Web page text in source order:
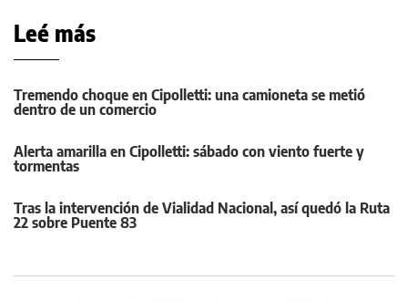
Leé más
Tremendo choque en Cipolletti: una camioneta se metió
dentro de un comercio
Alerta amarilla en Cipolletti: sábado con viento fuerte y
tormentas
Tras la intervención de Vialidad Nacional, así quedó la Ruta
22 sobre Puente 83